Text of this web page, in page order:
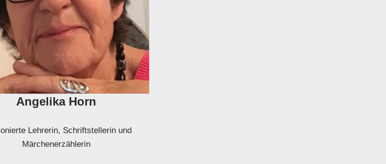
Angelika Horn
Lehrerin, Schriftstellerin und
Märchenerzählerin